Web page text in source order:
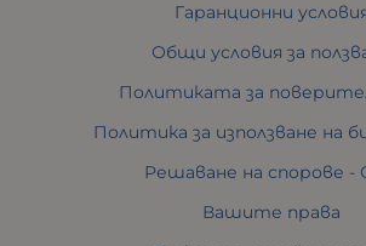
Гаранционни
Общи условия за
Политиката за
Политика за използване на
Решаване на спорове -
Вашите права